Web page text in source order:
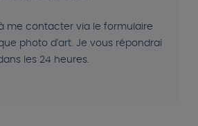
me contacter via le formulaire
photo d'art. Je vous répondrai
les 24 heures.